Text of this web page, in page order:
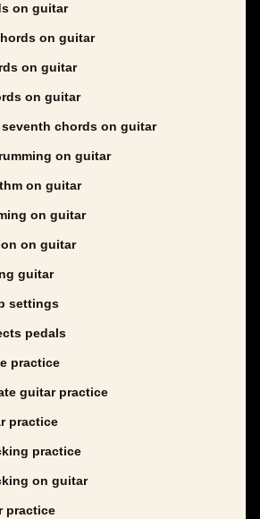
on guitar
on guitar
on guitar
on guitar
chords on guitar
on guitar
on guitar
on guitar
on guitar
guitar
settings
pedals
practice
guitar practice
practice
practice
on guitar
practice